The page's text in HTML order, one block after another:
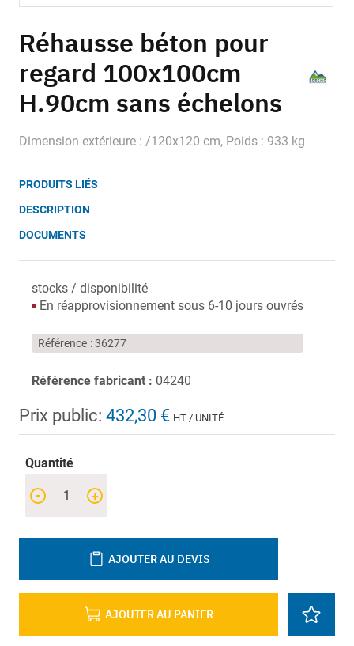
to
the
beginning
of
the
gallery
Réhausse béton pour
regard 100x100cm
H.90cm sans échelons
Dimension extérieure : /120x120 cm, Poids : 933 kg
PRODUITS LIÉS
DESCRIPTION
DOCUMENTS
stocks / disponibilité
En réapprovisionnement sous 6-10 jours ouvrés
Référence 36277
Référence fabricant : 04240
Prix public: 432,30 € HT / UNITÉ
Quantité
+
-
AJOUTER AU PANIER
AJOUTER AU DEVIS